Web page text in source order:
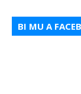
BI MU A